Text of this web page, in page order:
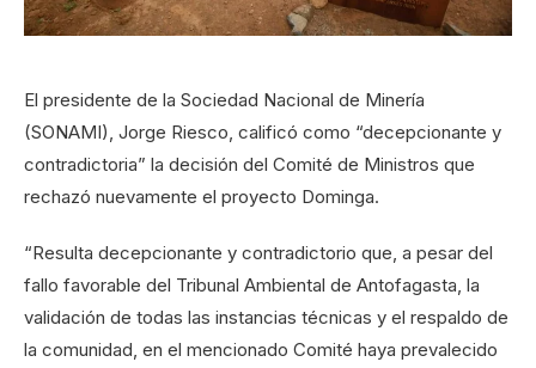
El presidente de la Sociedad Nacional de Minería
(SONAMI), Jorge Riesco, calificó como “decepcionante y
contradictoria” la decisión del Comité de Ministros que
rechazó nuevamente el proyecto Dominga.
“Resulta decepcionante y contradictorio que, a pesar del
fallo favorable del Tribunal Ambiental de Antofagasta, la
validación de todas las instancias técnicas y el respaldo de
la comunidad, en el mencionado Comité haya prevalecido